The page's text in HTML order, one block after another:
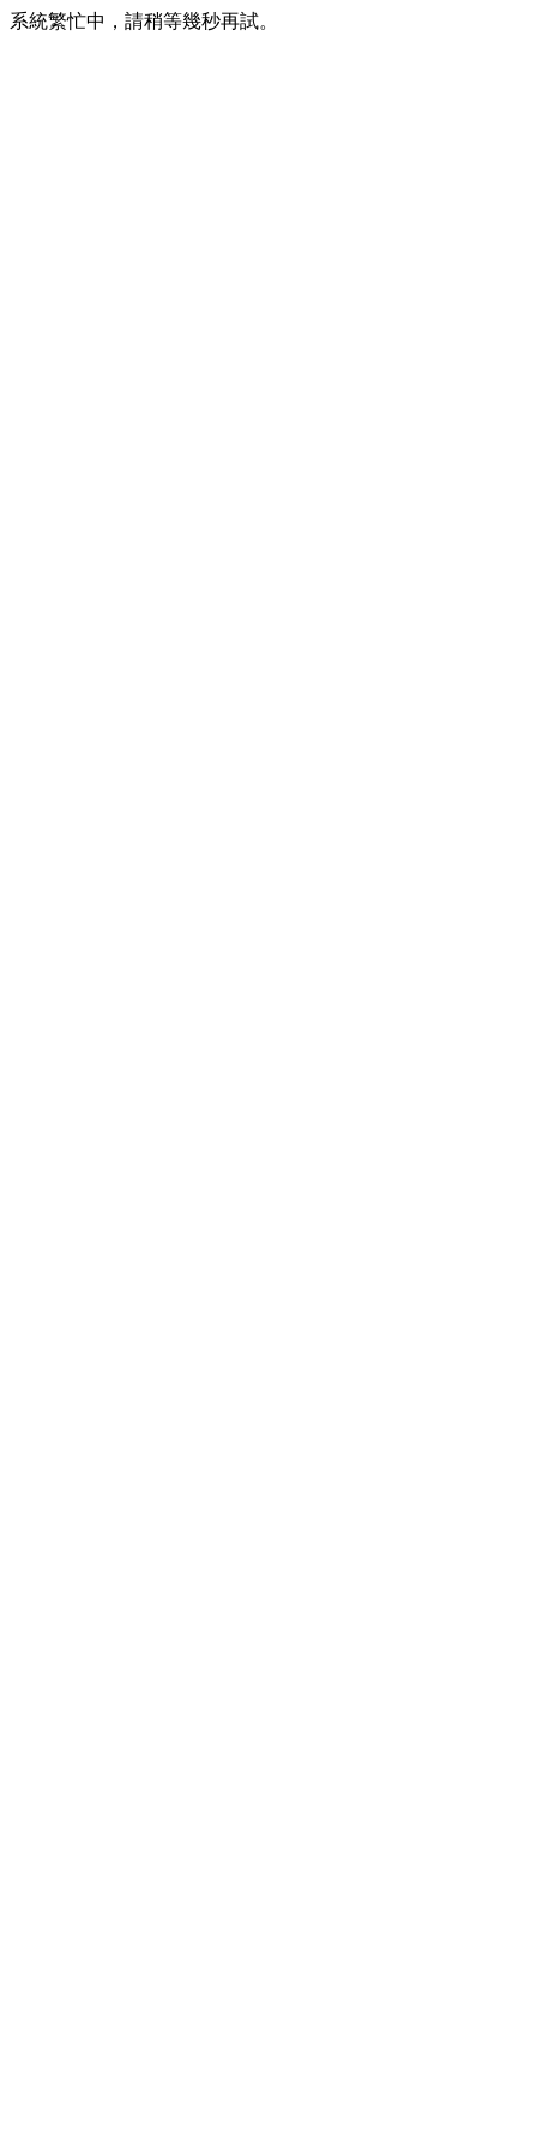
系統繁忙中，請稍等幾秒再試。